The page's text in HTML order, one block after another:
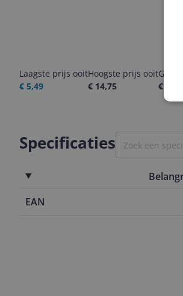
Laagste prijs ooit
€ 5,49
Hoogste prijs ooit
€ 14,75
€ 8,50
Specificaties
EAN